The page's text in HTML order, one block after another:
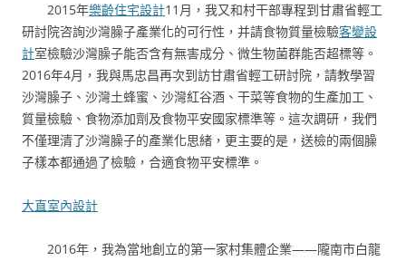
2015年樂齡住宅設計11月，我又和村干部專程到甘肅省輕工
研討院咨詢沙灣臊子產業化的可行性，并請食物質量檢驗客變設
計室檢驗沙灣臊子能否含有無害成分、微生物菌群能否超標等。
2016年4月，我與馬忠昌再次到訪甘肅省輕工研討院，請教學習
沙灣臊子、沙灣土蜂蜜、沙灣紅谷酒、干菜等食物的生產加工、
質量檢驗、食物添加劑及食物平安國家標準等。這次調研，我們
不僅理清了沙灣臊子的產業化思緒，更主要的是，送檢的兩個臊
子樣本都通過了檢驗，合適食物平安標準。
大直室內設計
2016年，我為當地創立的第一家村集體企業——隴南市白龍